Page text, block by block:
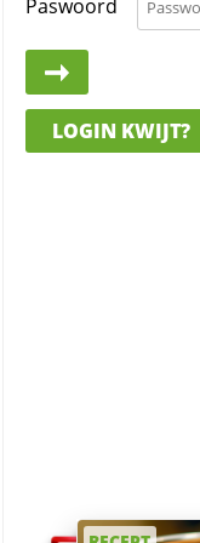
Paswoord
LOGIN KWIJT?